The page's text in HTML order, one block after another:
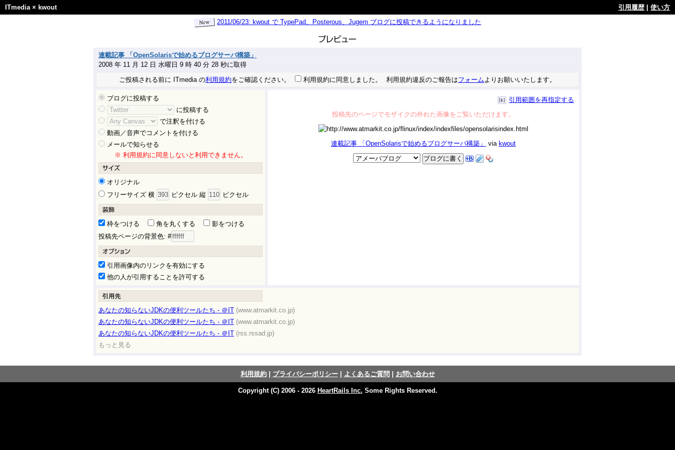
ITmedia× kwout 引用履歴
使い方
2011/06/23: kwout で TypePad、Posterous、Jugem ブログに投稿できるようになりました
連載記事 「OpenSolarisで始めるブログサーバ構築」
2008 年 11 月 12 日 水曜日 9 時 40 分 28 秒に取得
ご投稿される前に ITmedia の利用規約をご確認ください。 利用規約に同意しました。 利用規約違反のご報告はフォーム よりお願いいたします。
ブログに投稿する
に投稿する
で注釈を付ける
動画／音声でコメントを付ける
メールで知らせる
※ 利用規約に同意しないと利用できません。
オリジナル
フリーサイズ 横
ピクセル 縦 ピクセル
枠をつける 角を丸くする
影をつける
投稿先ページの背景色: #
引用画像内のリンクを有効にする
他の人が引用することを許可する
引用範囲を再指定する
投稿先のページでモザイクの外れた画像をご覧いただけます。
連載記事 「OpenSolarisで始めるブログサーバ構築」 via kwout
あなたの知らないJDKの便利ツールたち - ＠IT (www.atmarkit.co.jp)
あなたの知らないJDKの便利ツールたち - ＠IT (www.atmarkit.co.jp)
あなたの知らないJDKの便利ツールたち - ＠IT (rss.rssad.jp)
もっと見る
利用規約| プライバシーポリシー| よくあるご質問 | お問い合わせ
Copyright (C) 2006 - 2026 HeartRails Inc. Some Rights Reserved.